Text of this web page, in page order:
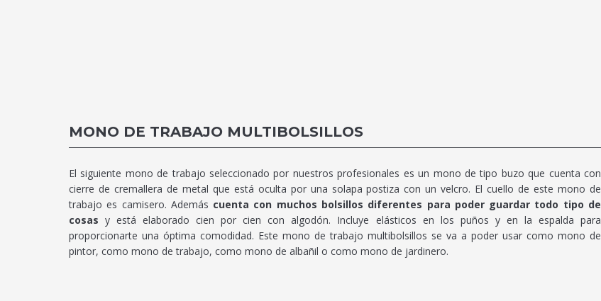
MONO DE TRABAJO MULTIBOLSILLOS
El siguiente mono de trabajo seleccionado por nuestros profesionales es un mono de tipo buzo que cuenta con
cierre de cremallera de metal que está oculta por una solapa postiza con un velcro. El cuello de este mono de
trabajo es camisero. Además cuenta con muchos bolsillos diferentes para poder guardar todo tipo de
cosas y está elaborado cien por cien con algodón. Incluye elásticos en los puños y en la espalda para
proporcionarte una óptima comodidad. Este mono de trabajo multibolsillos se va a poder usar como mono de
pintor, como mono de trabajo, como mono de albañil o como mono de jardinero.